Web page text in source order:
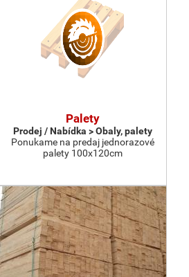
Palety
Prodej / Nabídka > Obaly, palety
Ponukame na predaj jednorazové
palety 100x120cm